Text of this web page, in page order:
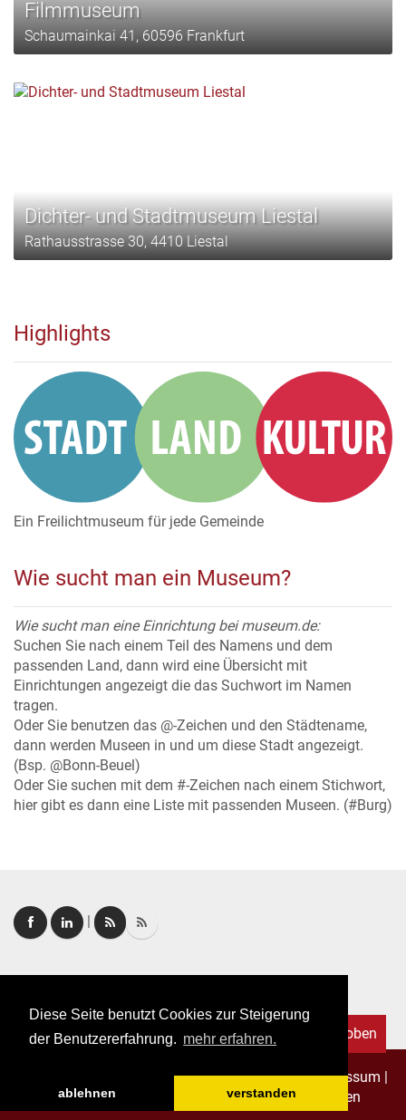
Diese Seite benutzt Cookies zur Steigerung
der Benutzererfahrung. mehr erfahren.
ablehnen verstanden
Filmmuseum
Schaumainkai 41, 60596 Frankfurt
Dichter- und Stadtmuseum Liestal
Rathausstrasse 30, 4410 Liestal
Highlights
Ein Freilichtmuseum für jede Gemeinde
Wie sucht man ein Museum?
Wie sucht man eine Einrichtung bei museum.de:
Suchen Sie nach einem Teil des Namens und dem
passenden Land, dann wird eine Übersicht mit
Einrichtungen angezeigt die das Suchwort im Namen
tragen.
Oder Sie benutzen das @-Zeichen und den Städtename,
dann werden Museen in und um diese Stadt angezeigt.
(Bsp. @Bonn-Beuel)
Oder Sie suchen mit dem #-Zeichen nach einem Stichwort,
hier gibt es dann eine Liste mit passenden Museen. (#Burg)
Copyright © 2026. Alle Rechte vorbehalten.–Impressum
Datenschutz
Allgemeine Geschäftsbedingungen
Nach oben